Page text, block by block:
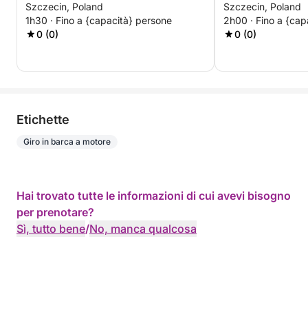
selvaggio di Stettino
Szczecin, Poland
1h30 · Fino a {capacità} persone
0 (0)
Szczecin, Poland
2h00 · Fino a
0 (0)
Etichette
Giro in barca a motore
Hai trovato tutte le informazioni di cui avevi bisogno
per prenotare?
Sì, tutto bene/No, manca qualcosa